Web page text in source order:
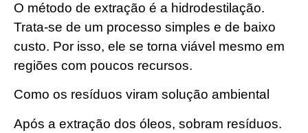
O método de extração é a hidrodestilação.
Trata-se de um processo simples e de baixo
custo. Por isso, ele se torna viável mesmo em
regiões com poucos recursos.
Como os resíduos viram solução ambiental
Após a extração dos óleos, sobram resíduos.